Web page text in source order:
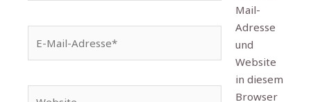
Mail-
Mail-
Adresse
und
Website
in diesem
Browser